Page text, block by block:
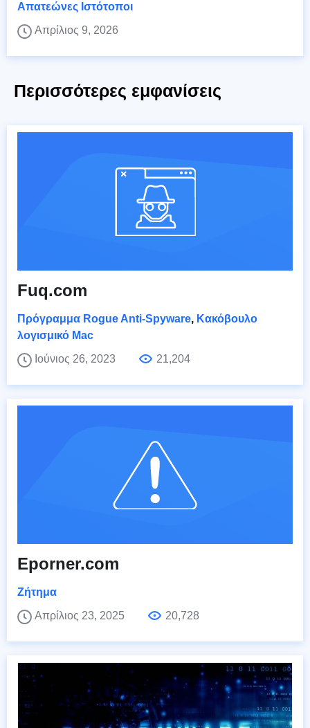
Απατεώνες Ιστότοποι
Απρίλιος 9, 2026
Περισσότερες εμφανίσεις
Fuq.com
Πρόγραμμα Rogue Anti-Spyware, Κακόβουλο
λογισμικό Mac
Ιούνιος 26, 2023
21,204
Eporner.com
Ζήτημα
Απρίλιος 23, 2025
20,728